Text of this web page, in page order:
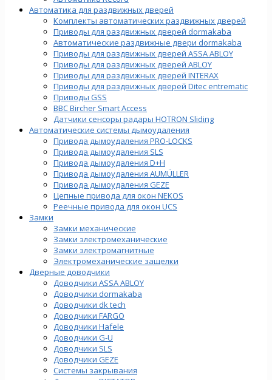
Автоматика для раздвижных дверей
Комплекты автоматических раздвижных дверей
Приводы для раздвижных дверей dormakaba
Автоматические раздвижные двери dormakaba
Приводы для раздвижных дверей ASSA ABLOY
Приводы для раздвижных дверей ABLOY
Приводы для раздвижных дверей INTERAX
Приводы для раздвижных дверей Ditec entrematic
Приводы GSS
BBC Bircher Smart Access
Датчики сенсоры радары HOTRON Sliding
Автоматические системы дымоудаления
Привода дымоудаления PRO-LOCKS
Привода дымоудаления SLS
Привода дымоудаления D+H
Привода дымоудаления AUMÜLLER
Привода дымоудаления GEZE
Цепные привода для окон NEKOS
Реечные привода для окон UСS
Замки
Замки механические
Замки электромеханические
Замки электромагнитные
Электромеханические защелки
Дверные доводчики
Доводчики ASSA ABLOY
Доводчики dormakaba
Доводчики dk tech
Доводчики FARGO
Доводчики Hafele
Доводчики G-U
Доводчики SLS
Доводчики GEZE
Cистемы закрывания